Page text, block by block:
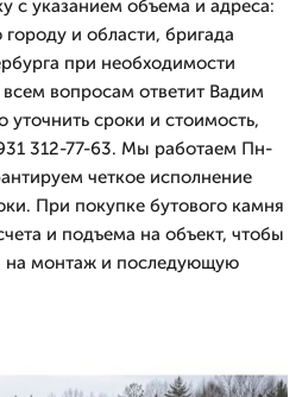
с указанием объема и адреса:
и области, бригада
при необходимости
вопросам ответит Вадим
уточнить сроки и стоимость,
312-77-63. Мы работаем Пн-
четкое исполнение
При покупке бутового камня
и подъема на объект, чтобы
на монтаж и последующую